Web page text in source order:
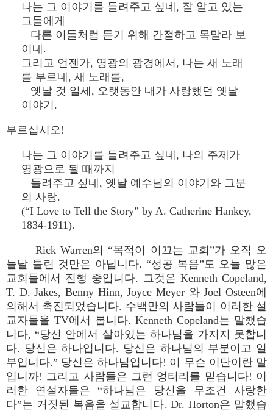
나는 그 이야기를 들려주고 싶네, 잘 알고 있는
그들에게
다른 이들처럼 듣기 위해 간절하고 목말라 보
이네.
그리고 언젠가, 영광의 광경에서, 나는 새 노래
를 부르네, 새 노래를,
옛날 것 일세, 오랫동안 내가 사랑했던 옛날
이야기.
부르십시오!
나는 그 이야기를 들려주고 싶네, 나의 주제가
영광으로 될 때까지
들려주고 싶네, 옛날 예수님의 이야기와 그분
의 사랑.
(“I Love to Tell the Story” by A. Catherine Hankey,
1834-1911).
Rick Warren의 “목적이 이끄는 교회”가 오직 오
늘날 틀린 것만은 아닙니다. “성공 복음”도 오늘 많은
교회들에서 진행 중입니다. 그것은 Kenneth Copeland,
T. D. Jakes, Benny Hinn, Joyce Meyer 와 Joel Osteen에
의해서 촉진되었습니다. 수백만의 사람들이 이러한 설
교자들을 TV에서 봅니다. Kenneth Copeland는 말했습
니다, “당신 안에서 살아있는 하나님을 가지지 못합니
다. 당신은 하나입니다. 당신은 하나님의 부분이고 일
부입니다.” 당신은 하나님입니다! 이 무슨 이단이란 말
입니까! 그리고 사람들은 그런 엉터리를 믿습니다! 이
러한 연설자들은 “하나님은 당신을 무조건 사랑한
다”는 거짓된 복음을 설교합니다. Dr. Horton은 말했습